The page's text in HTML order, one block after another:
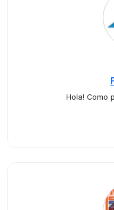
Hola! Como